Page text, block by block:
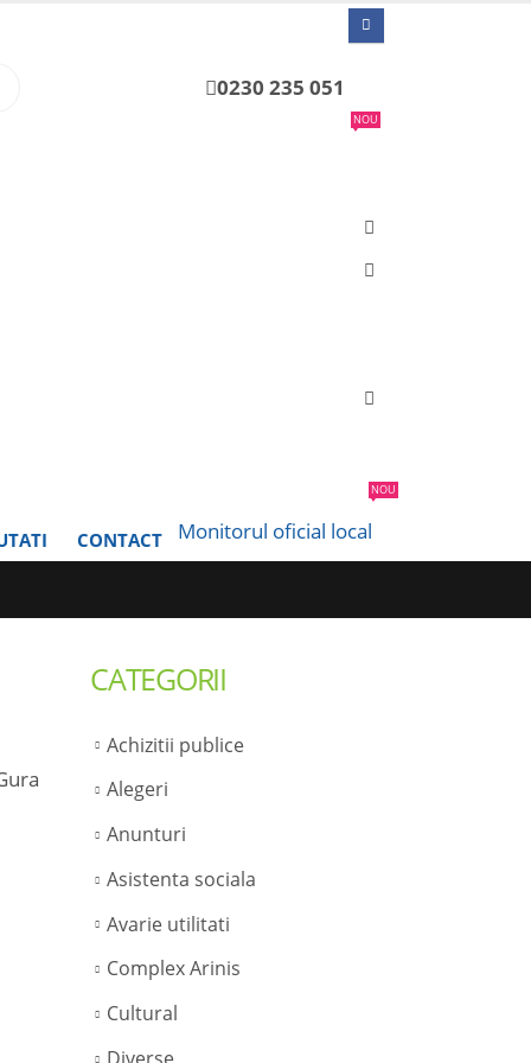
0230 235 051
NOU
CONTACT Monitorul oficial local
NOU
CATEGORII
Achizitii publice
Alegeri
Anunturi
Asistenta sociala
Avarie utilitati
Complex Arinis
Cultural